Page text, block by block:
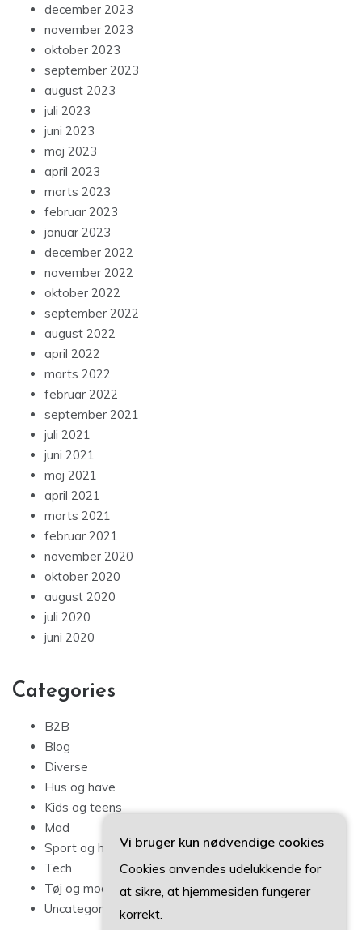
december 2023
november 2023
oktober 2023
september 2023
august 2023
juli 2023
juni 2023
maj 2023
april 2023
marts 2023
februar 2023
januar 2023
december 2022
november 2022
oktober 2022
september 2022
august 2022
april 2022
marts 2022
februar 2022
september 2021
juli 2021
juni 2021
maj 2021
april 2021
marts 2021
februar 2021
november 2020
oktober 2020
august 2020
juli 2020
juni 2020
Categories
B2B
Blog
Diverse
Hus og have
Kids og teens
Mad
Sport og hobby
Tech
Tøj og mode
Uncategorized
Vi bruger kun nødvendige cookies
Cookies anvendes udelukkende for
at sikre, at hjemmesiden fungerer
korrekt.